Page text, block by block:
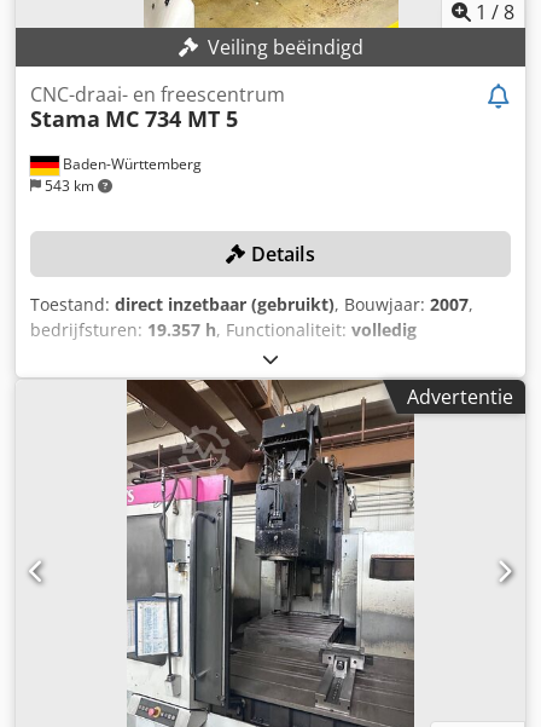
1 /8
Veiling beëindigd
Baden-Württemberg
543 km
CNC-draai- en freescentrum
Stama MC 734 MT 5
Details
Toestand: direct inzetbaar (gebruikt), Bouwjaar: 2007,
bedrijfsturen: 19.357 h, Functionaliteit: volledig
, spilsnelheid (max.):
verplaatsingsafstand X-as:800 mm, verplaatsing Y-as:520
, verplaatsingsafstand Z-as:510 mm, controller model:
Fanuc Series 31i-Model A5, TECHNISCHE DETAILS
Verplaatsing X-as: 800 mm Verplaatsing Y-as: 520 mm
Verplaatsing Z-as: 510 mm Freespindel: 12.000 omw/min
Gereedschaphouder: Capto C6 Csdpfsyw I Htjx Ac Asrf
Snelverplaatsing: 60 m/min MACHINEGEGEVENS Besturing:
Fanuc Series 31i-Model A5 Gereedschapsmagazijn op
ketting: 48 stuks Extra magazijn: 90 stuks Bedrijfsuren
Bedrijfsuren: ca. 48.974 u Bewerkingsuren: 19.357 u
UITRUSTING Koelmiddelinstallatie Spaanafvoer
Opmerking: De Clara-afzuiging is niet inbegrepen in de
Advertentie